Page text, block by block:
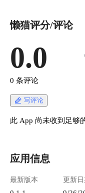
懒猫评分/评论
0.0
0 条评论
写评论
此 App 尚未收到足够
应用信息
最新版本 更新日